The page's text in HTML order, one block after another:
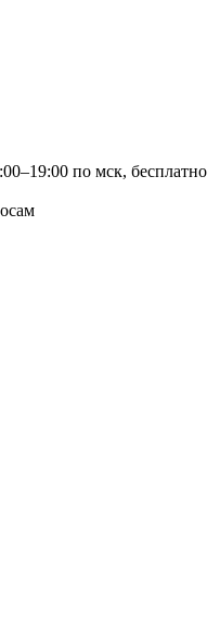
по мск, бесплатно